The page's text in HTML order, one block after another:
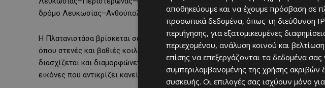
δρόμο Λευκωσίας–Ανθούπολης–Αγροκηπιάς–Γεφυριού Παναγιάς.
Η Πλατανιστάσα βρίσκεται σε υψόμετρο περίπου 940 μέτρων και είναι χτισμένη
όπου στενές και βαθιές κοιλάδες εναλλάσσονται με απότομες κορυφές που
διασχίζεται και διαμορφώνεται από τανερά του ποταμού Σερράχη, παραπόταμου
εικόνες που αντικρίζει κανείς όταν επισκεφτεί την κοινότητα είναι εντυπωσιακές.
αποθηκεύουμε και να έχουμε πρόσβαση σε
προσωπικά δεδομένα, όπως τη διεύθυνση
περιήγησης, για εξατομικευμένες
περιεχομένου, ανάλυση κοινού και
επίσης να επεξεργάζονται τα δεδομένα
συμπεριλαμβανομένης της χρήσης ακριβών
συσκευής. Οι επιλογές σας ισχύουν μόνο